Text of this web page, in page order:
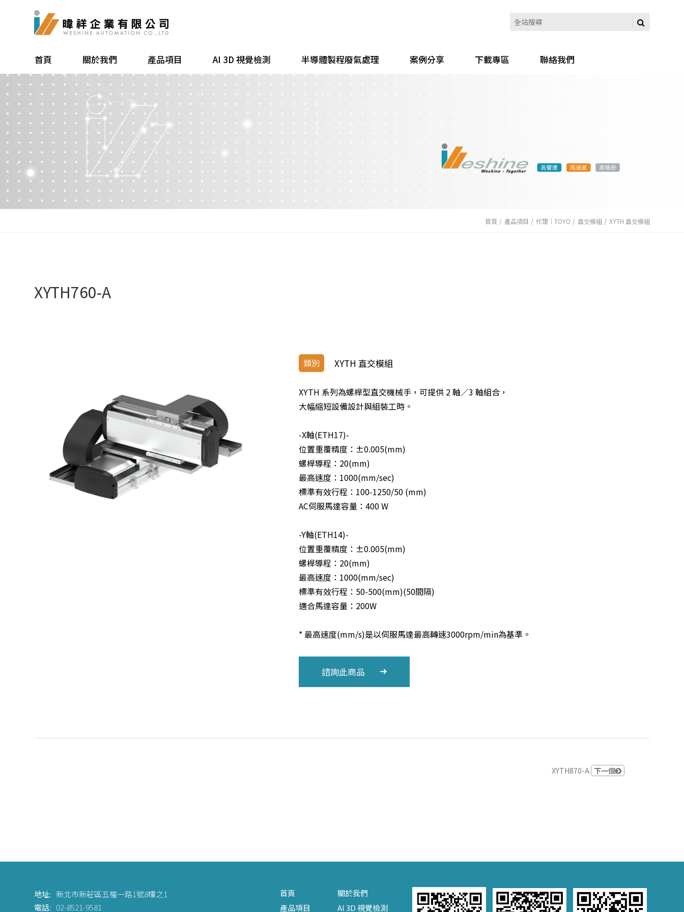
首頁 關於我們 產品項目 AI 3D 視覺檢測 半導體製程廢氣處理 案例分享 下載專區 聯絡我們
首頁 產品項目 代理｜TOYO 直交模組 XYTH 直交模組
XYTH760-A
類別 XYTH 直交模組
XYTH 系列為螺桿型直交機械手，可提供 2 軸／3 軸組合，
大幅縮短設備設計與組裝工時。
-X軸(ETH17)-
位置重覆精度：±0.005(mm)
螺桿導程：20(mm)
最高速度：1000(mm/sec)
標準有效行程：100-1250/50 (mm)
AC伺服馬達容量：400 W
-Y軸(ETH14)-
位置重覆精度：±0.005(mm)
螺桿導程：20(mm)
最高速度：1000(mm/sec)
標準有效行程：50-500(mm)(50間隔)
適合馬達容量：200W
* 最高速度(mm/s)是以伺服馬達最高轉速3000rpm/min為基準。
諮詢此商品
XYTH870-A 下一個
地址: 新北市新莊區五權一路1號8樓之1
電話: 02-8521-9581
首頁
關於我們
產品項目
AI 3D 視覺檢測